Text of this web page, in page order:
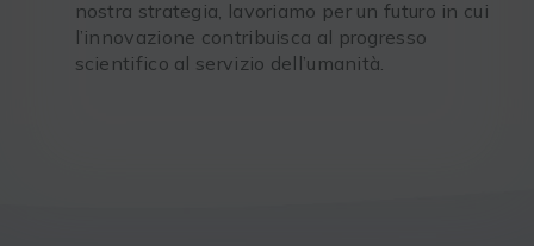
nostra strategia, lavoriamo per un futuro in cui
l’innovazione contribuisca al progresso
scientifico al servizio dell’umanità.